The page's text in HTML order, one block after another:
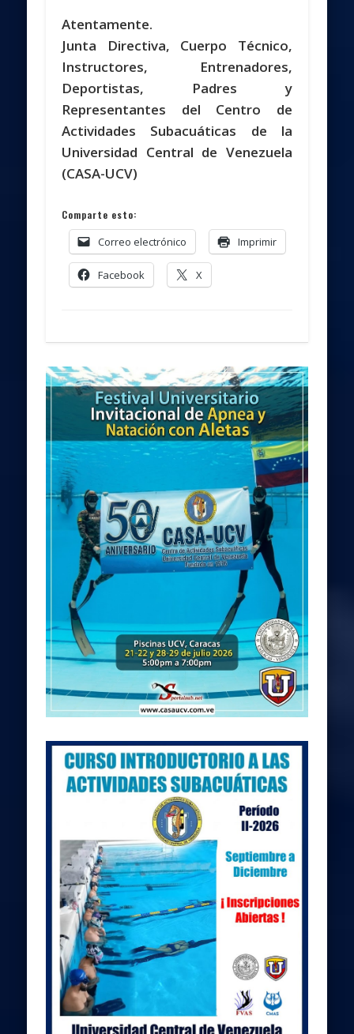
Atentamente.
Junta Directiva, Cuerpo Técnico,
Instructores, Entrenadores,
Deportistas, Padres y
Representantes del Centro de
Actividades Subacuáticas de la
Universidad Central de Venezuela
(CASA-UCV)
Comparte esto:
Correo electrónico Imprimir
Facebook X